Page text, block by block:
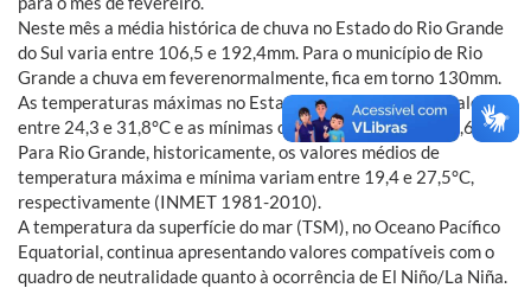
Neste mês a média histórica de chuva no Estado do Rio Grande
do Sul varia entre 106,5 e 192,4mm. Para o município de Rio
Grande a chuva em feverenormalmente, fica em torno 130mm.
As temperaturas máximas no Estado costumam atingir valores
entre 24,3 e 31,8°C e as mínimas oscilam entre 13,9 e 20,6°C.
Para Rio Grande, historicamente, os valores médios de
temperatura máxima e mínima variam entre 19,4 e 27,5°C,
respectivamente (INMET 1981-2010).
A temperatura da superfície do mar (TSM), no Oceano Pacífico
Equatorial, continua apresentando valores compatíveis com o
quadro de neutralidade quanto à ocorrência de El Niño/La Niña.